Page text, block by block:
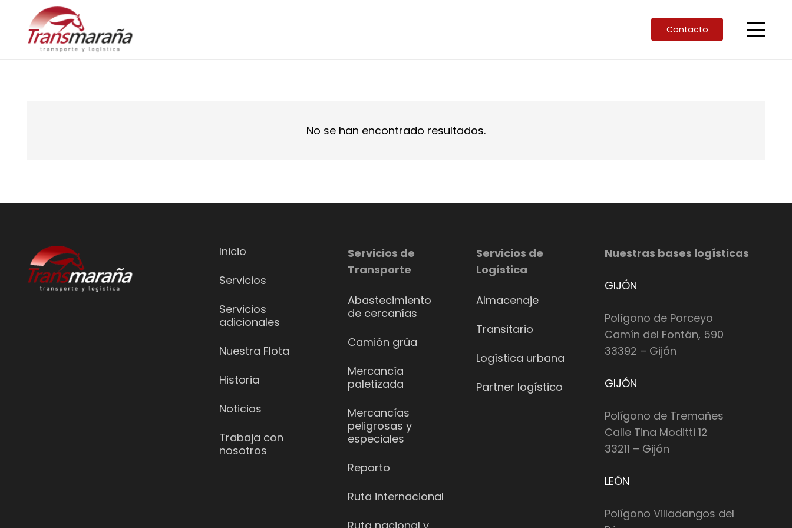
Contacto
No se han encontrado resultados.
Inicio
Servicios
Servicios
adicionales
Nuestra Flota
Historia
Noticias
Trabaja con
nosotros
Servicios de
Transporte
Abastecimiento
de cercanías
Camión grúa
Mercancía
paletizada
Mercancías
peligrosas y
especiales
Reparto
Ruta internacional
Servicios de
Logística
Almacenaje
Transitario
Logística urbana
Partner logístico
Nuestras bases logísticas
GIJÓN
Polígono de Porceyo
Camín del Fontán, 590
33392 – Gijón
GIJÓN
Polígono de Tremañes
Calle Tina Moditti 12
33211 – Gijón
LEÓN
Polígono Villadangos del